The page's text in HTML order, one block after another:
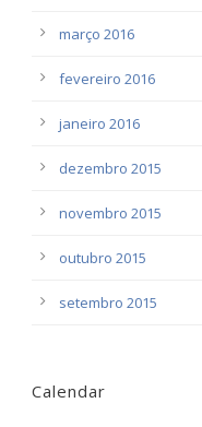
março 2016
fevereiro 2016
janeiro 2016
dezembro 2015
novembro 2015
outubro 2015
setembro 2015
Calendar